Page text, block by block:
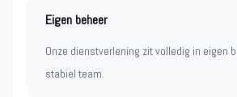
Eigen beheer
Onze dienstverlening zit volledig in eigen
stabiel team.